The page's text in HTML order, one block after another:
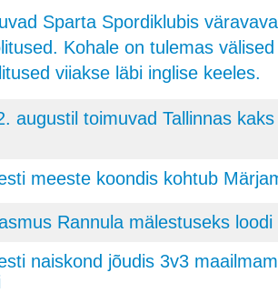
Sparta Spordiklubis
Kohale on tulemas
viiakse läbi inglise keeles.
augustil toimuvad Tallinnas
meeste koondis kohtub
Rannula mälestuseks
naiskond jõudis 3v3